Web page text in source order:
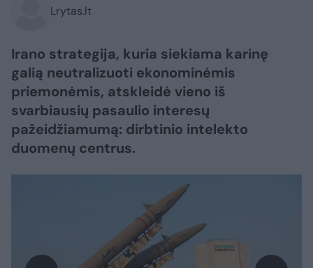
Lrytas.lt
Irano strategija, kuria siekiama karinę
galią neutralizuoti ekonominėmis
priemonėmis, atskleidė vieno iš
svarbiausių pasaulio interesų
pažeidžiamumą: dirbtinio intelekto
duomenų centrus.